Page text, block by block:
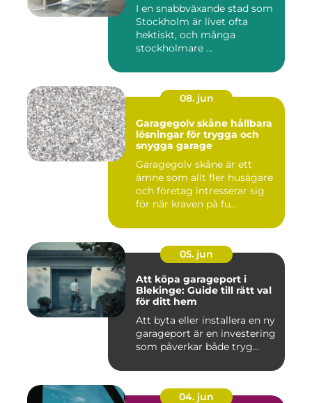
I en snabbväxande stad som
Stockholm är livet ofta
hektiskt, och många
stockholmare ...
08. jun
Garagegolv skåne hållbara
lösningar för trygga och
snygga garage
Garagegolv skåne är ett
ämne som allt fler husägare
och företag intresserar sig
för när kraven på fu...
05. jun
Att köpa garageport i
Blekinge: Guide till rätt val
för ditt hem
Att byta eller installera en ny
garageport är en investering
som påverkar både tryg...
04. jun